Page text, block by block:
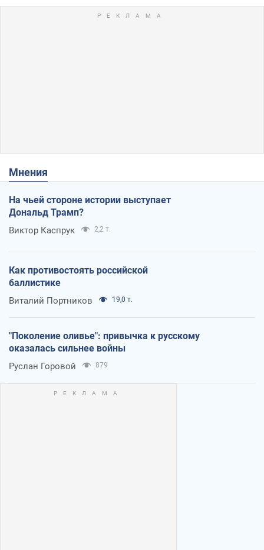
Мнения
На чьей стороне истории выступает
Дональд Трамп?
Виктор Каспрук 2,2 т.
Как противостоять российской
баллистике
Виталий Портников 19,0 т.
"Поколение оливье": привычка к русскому
оказалась сильнее войны
Руслан Горовой 879